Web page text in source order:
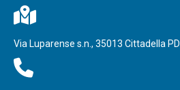
Via Luparense s.n., 35013 Cittadella PD